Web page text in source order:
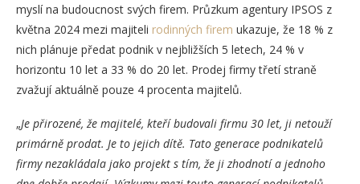
myslí na budoucnost svých firem. Průzkum agentury IPSOS z
května 2024 mezi majiteli rodinných firem ukazuje, že 18 % z
nich plánuje předat podnik v nejbližších 5 letech, 24 % v
horizontu 10 let a 33 % do 20 let. Prodej firmy třetí straně
zvažují aktuálně pouze 4 procenta majitelů.
„Je přirozené, že majitelé, kteří budovali firmu 30 let, ji netouží
primárně prodat. Je to jejich dítě. Tato generace podnikatelů
firmy nezakládala jako projekt s tím, že ji zhodnotí a jednoho